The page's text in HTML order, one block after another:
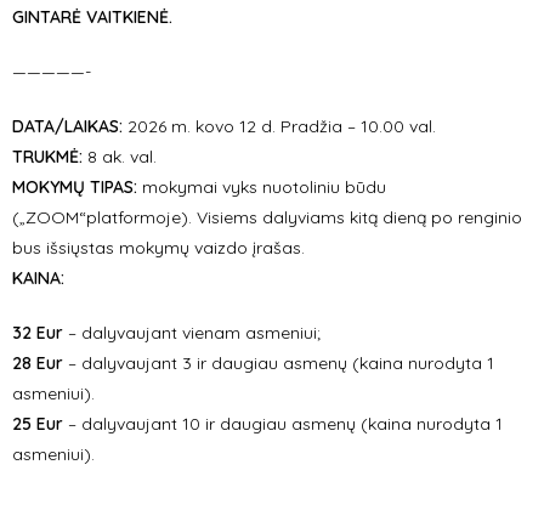
GINTARĖ VAITKIENĖ.
—————-
DATA/LAIKAS: 2026 m. kovo 12 d. Pradžia – 10.00 val.
TRUKMĖ: 8 ak. val.
MOKYMŲ TIPAS: mokymai vyks nuotoliniu būdu
(„ZOOM“platformoje). Visiems dalyviams kitą dieną po renginio
bus išsiųstas mokymų vaizdo įrašas.
KAINA:
32 Eur – dalyvaujant vienam asmeniui;
28 Eur – dalyvaujant 3 ir daugiau asmenų (kaina nurodyta 1
asmeniui).
25 Eur – dalyvaujant 10 ir daugiau asmenų (kaina nurodyta 1
asmeniui).